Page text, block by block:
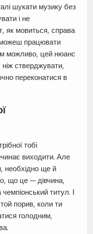
шукати музику без
і не
як мовиться, справа
працювати
можливо, цей нюанс
стверджувати,
переконатися в
тобі
виходити. Але
необхідно ще й
що це — дівчина,
титул. І
порив, коли ти
голодним,